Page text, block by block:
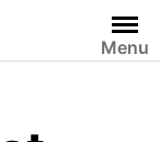
Menu